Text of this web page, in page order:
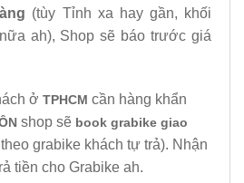
(tùy Tỉnh xa hay gần, khối
ah), Shop sẽ báo trước giá
ở TPHCM cần hàng khẩn
shop sẽ book grabike giao
grabike khách tự trả). Nhận
tiền cho Grabike ah.